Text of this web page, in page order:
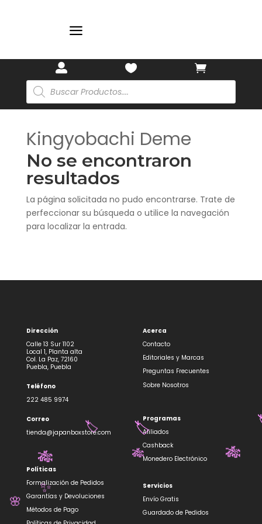
a
 

Búsqueda
de
productos
Kingyobachi Deme
No se encontraron
resultados
La página solicitada no pudo encontrarse. Trate de
perfeccionar su búsqueda o utilice la navegación
para localizar la entrada.
Dirección
Calle 13 Sur 1102
Local 1, Planta alta
Col. La Paz, 72160
Puebla, Puebla
Teléfono
222 485 9974
Correo
tienda@japanboxstore.com
Políticas
Formalización de Pedidos
Garantías y Devoluciones
Métodos de Pago
Acerca
Contacto
Editoriales y Marcas
Preguntas Frecuentes
Sobre Nosotros
Programas
Afiliados
Cashback
Monedero Electrónico
Servicios
Envío Gratis
Guardado de Pedidos
🌸
🎋
🏷️
🎋
🏷️
✨
🎋